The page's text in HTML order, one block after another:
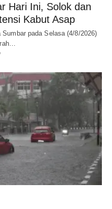
Hari Ini, Solok dan
Kabut Asap
pada Selasa (4/8/2026)